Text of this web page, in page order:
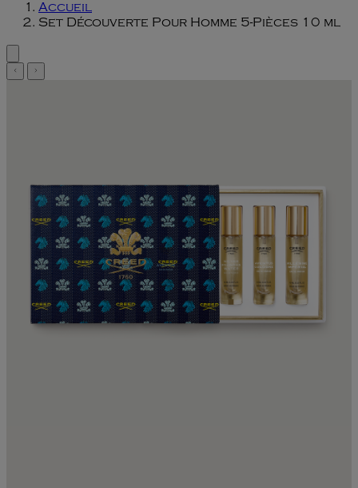
Accueil
Set Découverte Pour Homme 5-Pièces 10 ml